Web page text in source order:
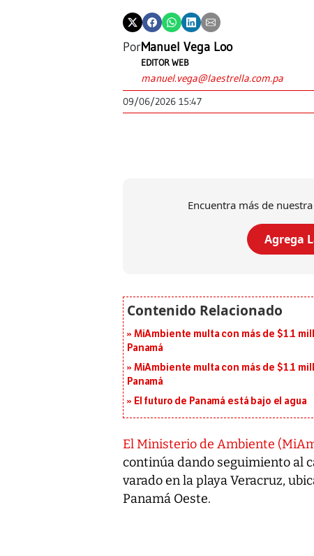
PorManuel Vega Loo
EDITOR WEB
manuel.vega@laestrella.com.pa
09/06/2026 15:47
Encuentra más de
Agrega
MiAmbiente multa con más de $1.1
Panamá
MiAmbiente multa con más de $1.1
Panamá
El futuro de Panamá está bajo el agua
El Ministerio de Ambiente
continúa dando seguimiento al
varado en la playa Veracruz,
Panamá Oeste.